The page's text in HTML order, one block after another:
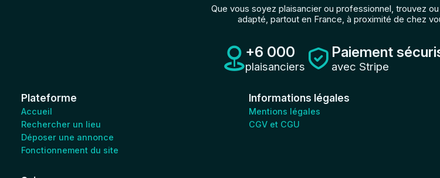
Que vous soyez plaisancier ou professionnel, trouvez
adapté, partout en France, à proximité de chez
+6 000
plaisanciers
Paiement
avec Stripe
Plateforme
Accueil
Rechercher un lieu
Déposer une annonce
Fonctionnement du site
Informations légales
Mentions légales
CGV et CGU